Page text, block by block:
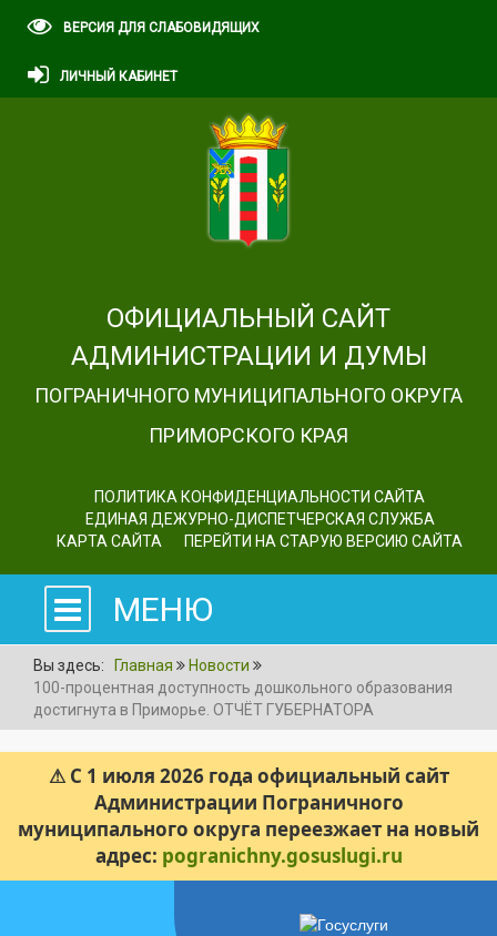
ВЕРСИЯ ДЛЯ СЛАБОВИДЯЩИХ
ЛИЧНЫЙ КАБИНЕТ
ОФИЦИАЛЬНЫЙ САЙТ
АДМИНИСТРАЦИИ И ДУМЫ
ПОГРАНИЧНОГО МУНИЦИПАЛЬНОГО ОКРУГА
ПРИМОРСКОГО КРАЯ
ПОЛИТИКА КОНФИДЕНЦИАЛЬНОСТИ САЙТА
ЕДИНАЯ ДЕЖУРНО-ДИСПЕТЧЕРСКАЯ СЛУЖБА
КАРТА САЙТА
ПЕРЕЙТИ НА СТАРУЮ ВЕРСИЮ САЙТА
МЕНЮ
Вы здесь: Главная
Новости
100-процентная доступность дошкольного образования
достигнута в Приморье. ОТЧЁТ ГУБЕРНАТОРА
⚠ С 1 июля 2026 года официальный сайт
Администрации Пограничного
муниципального округа переезжает на новый
адрес: pogranichny.gosuslugi.ru